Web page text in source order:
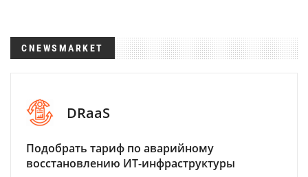
CNEWSMARKET
DRaaS
Подобрать тариф по аварийному
восстановлению ИТ-инфраструктуры